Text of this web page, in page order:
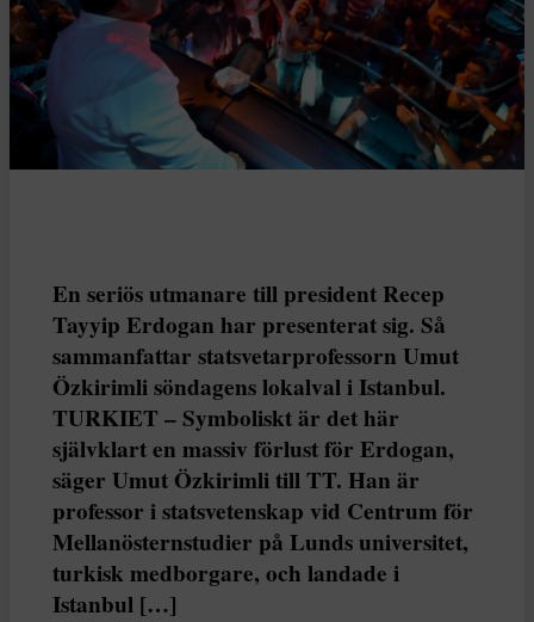
En seriös utmanare till president Recep
Tayyip Erdogan har presenterat sig. Så
sammanfattar statsvetarprofessorn Umut
Özkirimli söndagens lokalval i Istanbul.
TURKIET – Symboliskt är det här
självklart en massiv förlust för Erdogan,
säger Umut Özkirimli till TT. Han är
professor i statsvetenskap vid Centrum för
Mellanösternstudier på Lunds universitet,
turkisk medborgare, och landade i
Istanbul […]